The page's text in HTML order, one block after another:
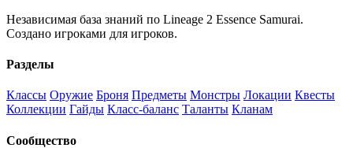
Независимая база знаний по Lineage 2 Essence Samurai.
Создано игроками для игроков.
Разделы
Классы Оружие Броня Предметы Монстры Локации Квесты
Коллекции Гайды Класс-баланс Таланты Кланам
Сообщество